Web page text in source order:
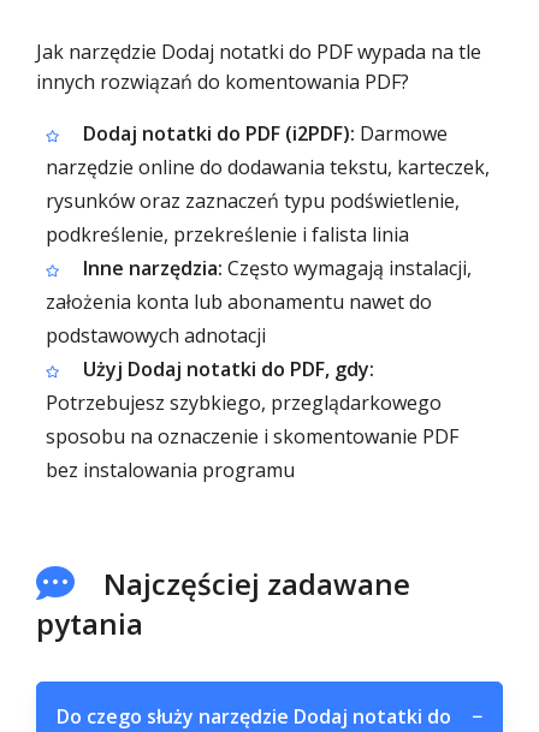
Jak narzędzie Dodaj notatki do PDF wypada na tle
innych rozwiązań do komentowania PDF?
Dodaj notatki do PDF (i2PDF): Darmowe
narzędzie online do dodawania tekstu, karteczek,
rysunków oraz zaznaczeń typu podświetlenie,
podkreślenie, przekreślenie i falista linia
Inne narzędzia: Często wymagają instalacji,
założenia konta lub abonamentu nawet do
podstawowych adnotacji
Użyj Dodaj notatki do PDF, gdy:
Potrzebujesz szybkiego, przeglądarkowego
sposobu na oznaczenie i skomentowanie PDF
bez instalowania programu
Najczęściej zadawane
pytania
Do czego służy narzędzie Dodaj notatki do
−